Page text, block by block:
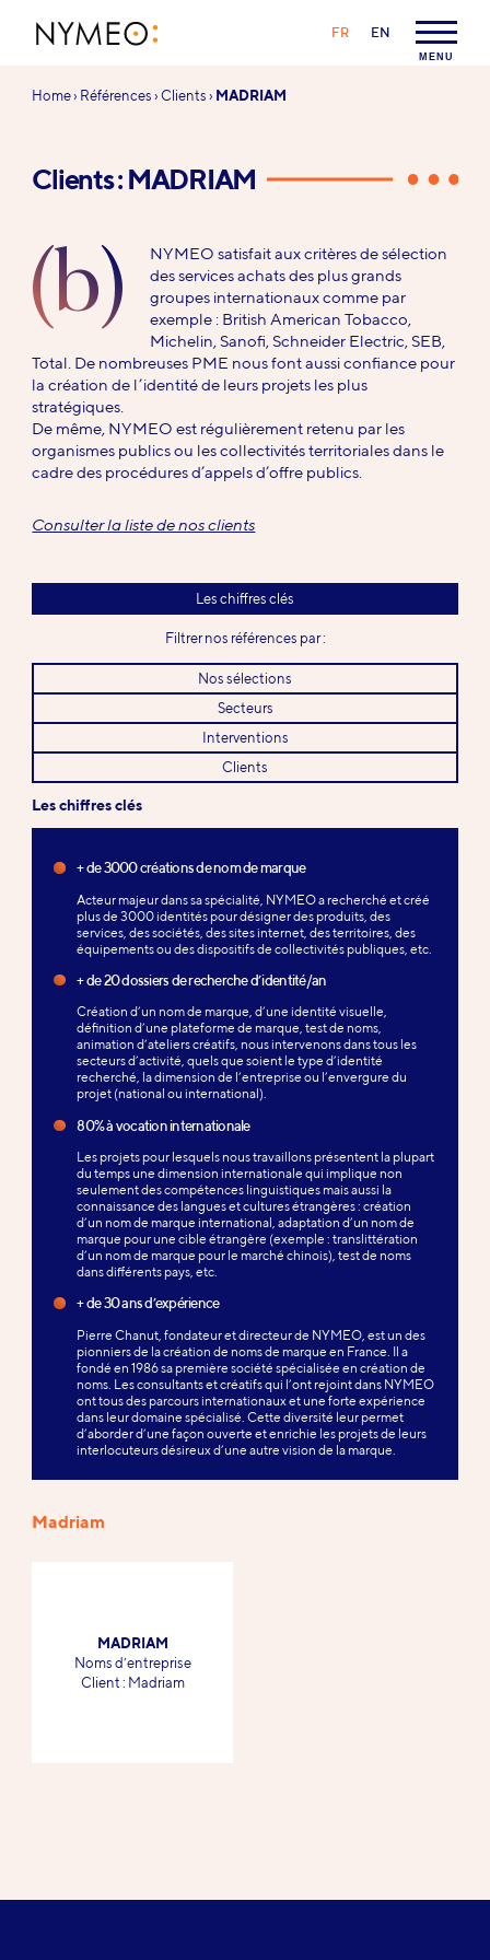
MENU
LANGAGE :
FR EN
Vous
Home› Références›Clients› MADRIAM
Clients : MADRIAM
(b)
NYMEO satisfait aux critères de sélection
des services achats des plus grands
groupes internationaux comme par
exemple : British American Tobacco,
Michelin, Sanofi, Schneider Electric, SEB,
Total. De nombreuses PME nous font aussi confiance pour
la création de l’identité de leurs projets les plus
stratégiques.
De même, NYMEO est régulièrement retenu par les
organismes publics ou les collectivités territoriales dans le
cadre des procédures d’appels d’offre publics.
Consulter la liste de nos clients
Les chiffres clés
Filtrer nos références par :
Nos sélections
Secteurs
Interventions
Clients
Les chiffres clés
+ de 3000 créations de nom de marque
Acteur majeur dans sa spécialité, NYMEO a recherché et créé
plus de 3000 identités pour désigner des produits, des
services, des sociétés, des sites internet, des territoires, des
équipements ou des dispositifs de collectivités publiques, etc.
+ de 20 dossiers de recherche d’identité/an
Création d’un nom de marque, d’une identité visuelle,
définition d’une plateforme de marque, test de noms,
animation d’ateliers créatifs, nous intervenons dans tous les
secteurs d’activité, quels que soient le type d’identité
recherché, la dimension de l’entreprise ou l’envergure du
projet (national ou international).
80% à vocation internationale
Les projets pour lesquels nous travaillons présentent la plupart
du temps une dimension internationale qui implique non
seulement des compétences linguistiques mais aussi la
connaissance des langues et cultures étrangères : création
d’un nom de marque international, adaptation d’un nom de
marque pour une cible étrangère (exemple : translittération
d’un nom de marque pour le marché chinois), test de noms
dans différents pays, etc.
+ de 30 ans d’expérience
Pierre Chanut, fondateur et directeur de NYMEO, est un des
pionniers de la création de noms de marque en France. Il a
fondé en 1986 sa première société spécialisée en création de
noms. Les consultants et créatifs qui l’ont rejoint dans NYMEO
ont tous des parcours internationaux et une forte expérience
dans leur domaine spécialisé. Cette diversité leur permet
d’aborder d’une façon ouverte et enrichie les projets de leurs
interlocuteurs désireux d’une autre vision de la marque.
Références
Madriam
MADRIAM
-Noms d’entreprise
-
Client : Madriam